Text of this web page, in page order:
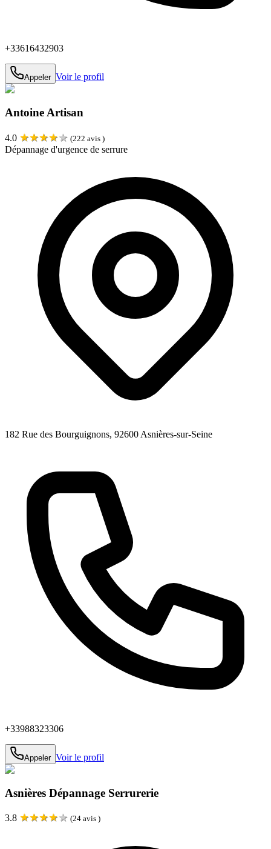
+33616432903
Appeler Voir le profil
Antoine Artisan
4.0 ★★★★★ (222 avis )
Dépannage d'urgence de serrure
182 Rue des Bourguignons, 92600 Asnières-sur-Seine
+33988323306
Appeler Voir le profil
Asnières Dépannage Serrurerie
3.8 ★★★★★ (24 avis )